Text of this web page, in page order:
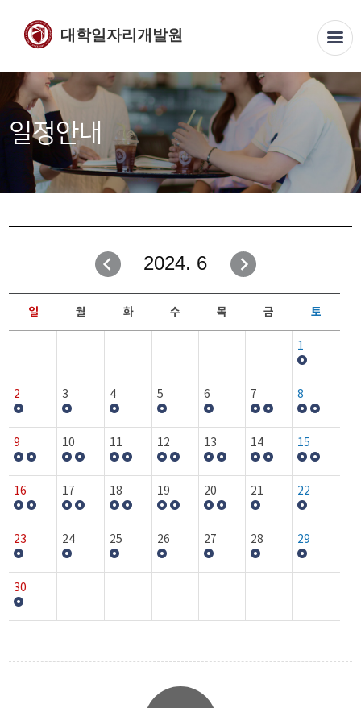
대학일자리개발원
일정안내
2024. 6
일 월 화 수 목 금 토
1
2 3 4 5 6 7 8
9 10 11 12 13 14 15
16 17 18 19 20 21 22
23 24 25 26 27 28 29
30